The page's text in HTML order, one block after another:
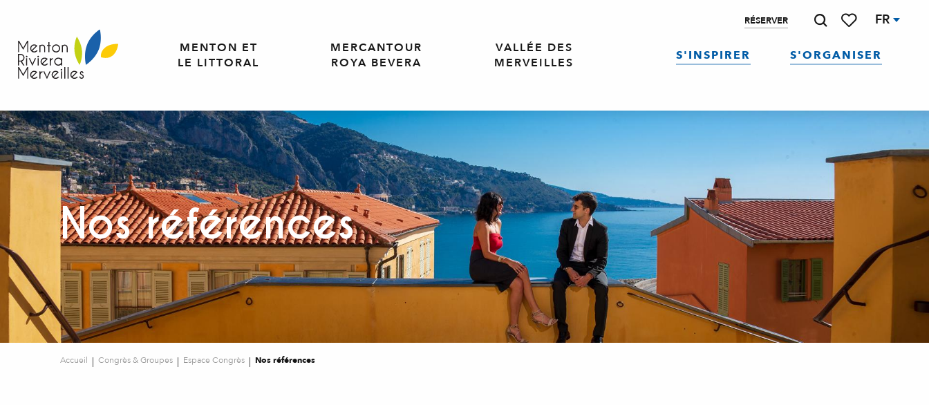
contenu
principal
RÉSERVER FR
MENTON ET
LE LITTORAL
MERCANTOUR
ROYA BEVERA
VALLÉE DES
MERVEILLES
S'INSPIRER S'ORGANISER
Nos références
Accueil Congrès & Groupes Espace Congrès Nos références